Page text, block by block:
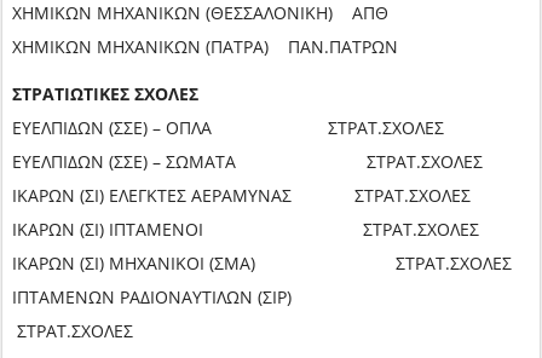
ΧΗΜΙΚΩΝ ΜΗΧΑΝΙΚΩΝ (ΘΕΣΣΑΛΟΝΙΚΗ) ΑΠΘ
ΧΗΜΙΚΩΝ ΜΗΧΑΝΙΚΩΝ (ΠΑΤΡΑ) ΠΑΝ.ΠΑΤΡΩΝ
ΣΤΡΑΤΙΩΤΙΚΕΣ ΣΧΟΛΕΣ
ΕΥΕΛΠΙΔΩΝ (ΣΣΕ) – ΟΠΛΑ ΣΤΡΑΤ.ΣΧΟΛΕΣ
ΕΥΕΛΠΙΔΩΝ (ΣΣΕ) – ΣΩΜΑΤΑ ΣΤΡΑΤ.ΣΧΟΛΕΣ
ΙΚΑΡΩΝ (ΣΙ) ΕΛΕΓΚΤΕΣ ΑΕΡΑΜΥΝΑΣ ΣΤΡΑΤ.ΣΧΟΛΕΣ
ΙΚΑΡΩΝ (ΣΙ) ΙΠΤΑΜΕΝΟΙ ΣΤΡΑΤ.ΣΧΟΛΕΣ
ΙΚΑΡΩΝ (ΣΙ) ΜΗΧΑΝΙΚΟΙ (ΣΜΑ) ΣΤΡΑΤ.ΣΧΟΛΕΣ
ΙΠΤΑΜΕΝΩΝ ΡΑΔΙΟΝΑΥΤΙΛΩΝ (ΣΙΡ)
ΣΤΡΑΤ.ΣΧΟΛΕΣ